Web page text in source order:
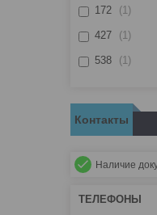
172
1
427 1
538 1
Контакты
Наличие